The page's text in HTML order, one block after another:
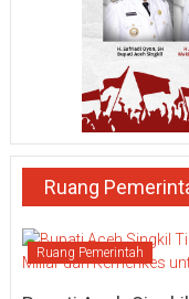
Ruang
Ruang Pemerintah